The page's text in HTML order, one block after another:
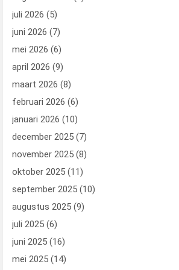
juli 2026 (5)
juni 2026 (7)
mei 2026 (6)
april 2026 (9)
maart 2026 (8)
februari 2026 (6)
januari 2026 (10)
december 2025 (7)
november 2025 (8)
oktober 2025 (11)
september 2025 (10)
augustus 2025 (9)
juli 2025 (6)
juni 2025 (16)
mei 2025 (14)